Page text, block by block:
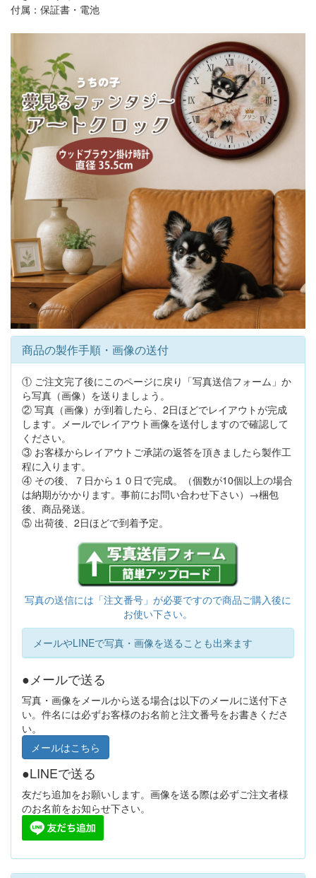
付属：保証書・電池
商品の製作手順・画像の送付
① ご注文完了後にこのページに戻り「写真送信フォーム」か
ら写真（画像）を送りましょう。
② 写真（画像）が到着したら、2日ほどでレイアウトが完成
します。メールでレイアウト画像を送付しますので確認して
ください。
③ お客様からレイアウトご承諾の返答を頂きましたら製作工
程に入ります。
④ その後、７日から１０日で完成。（個数が10個以上の場合
は納期がかかります。事前にお問い合わせ下さい）→梱包
後、商品発送。
⑤ 出荷後、2日ほどで到着予定。
写真の送信には「注文番号」が必要ですので商品ご購入後に
お使い下さい。
メールやLINEで写真・画像を送ることも出来ます
●メールで送る
写真・画像をメールから送る場合は以下のメールに送付下さ
い。件名には必ずお客様のお名前と注文番号をお書きくださ
い。
メールはこちら
●LINEで送る
友だち追加をお願いします。画像を送る際は必ずご注文者様
のお名前をお知らせ下さい。